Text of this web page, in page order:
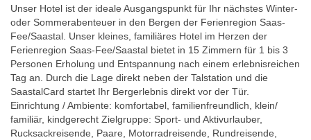
Unser Hotel ist der ideale Ausgangspunkt für Ihr nächstes Winter-
oder Sommerabenteuer in den Bergen der Ferienregion Saas-
Fee/Saastal. Unser kleines, familiäres Hotel im Herzen der
Ferienregion Saas-Fee/Saastal bietet in 15 Zimmern für 1 bis 3
Personen Erholung und Entspannung nach einem erlebnisreichen
Tag an. Durch die Lage direkt neben der Talstation und die
SaastalCard startet Ihr Bergerlebnis direkt vor der Tür.
Einrichtung / Ambiente: komfortabel, familienfreundlich, klein/
familiär, kindgerecht Zielgruppe: Sport- und Aktivurlauber,
Rucksackreisende, Paare, Motorradreisende, Rundreisende,